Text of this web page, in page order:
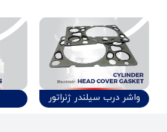
واشر درب سیلندر ژنراتور